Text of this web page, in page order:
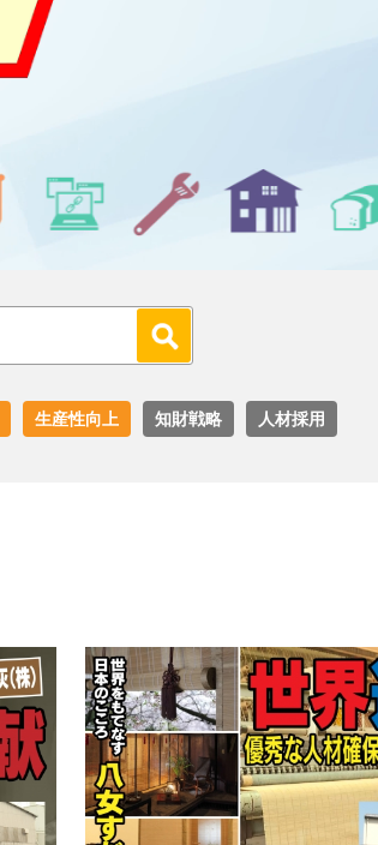
生産性向上 知財戦略 人材採用